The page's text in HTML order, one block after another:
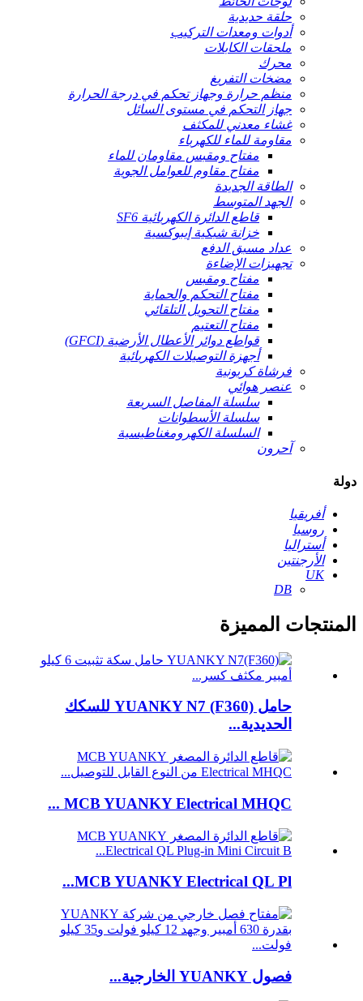
حلقة حديدية
أدوات ومعدات التركيب
ملحقات الكابلات
محرك
مضخات التفريغ
منظم حرارة وجهاز تحكم في درجة الحرارة
جهاز التحكم في مستوى السائل
غشاء معدني للمكثف
مقاومة للماء للكهرباء
مفتاح ومقبس مقاومان للماء
مفتاح مقاوم للعوامل الجوية
الطاقة الجديدة
الجهد المتوسط
قاطع الدائرة الكهربائية SF6
خزانة شبكية إيبوكسية
عداد مسبق الدفع
تجهيزات الإضاءة
مفتاح ومقبس
مفتاح التحكم والحماية
مفتاح التحويل التلقائي
مفتاح التعتيم
قواطع دوائر الأعطال الأرضية (GFCI)
أجهزة التوصيلات الكهربائية
فرشاة كربونية
عنصر هوائي
سلسلة المفاصل السريعة
سلسلة الأسطوانات
السلسلة الكهرومغناطيسية
آحرون
دولة
أفريقيا
روسيا
أستراليا
الأرجنتين
UK
DB
المنتجات المميزة
حامل YUANKY N7 (F360) للسكك
الحديدية...
MCB YUANKY Electrical MHQC ...
MCB YUANKY Electrical QL Pl...
فصول YUANKY الخارجية...